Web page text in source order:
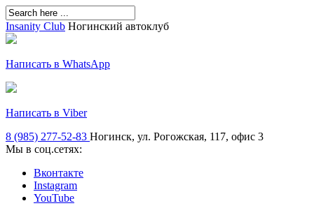
Insanity Club Ногинский автоклуб
Написать в WhatsApp
Написать в Viber
8 (985) 277-52-83 Ногинск, ул. Рогожская, 117, офис 3
Мы в соц.сетях:
Вконтакте
Instagram
YouTube